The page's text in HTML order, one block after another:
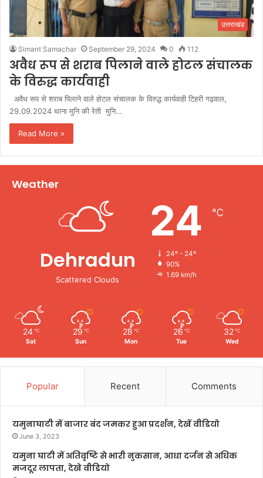
उत्तराखंड
Simant Samachar September 29, 2024 0 112
अवैध रूप से शराब पिलाने वाले होटल संचालक
के विरुद्ध कार्यवाही
अवैध रूप से शराब पिलाने वाले होटल संचालक के विरुद्ध कार्यवाही टिहरी गढ़वाल,
29.09.2024 थाना मुनि की रेती मुनि…
Read More »
Weather
Dehradun
Scattered Clouds
24 ℃
24º - 24º
90%
1.69 km/h
24 ℃
Sat
29 ℃
Sun
28 ℃
Mon
26 ℃
Tue
32 ℃
Wed
Popular Recent Comments
यमुनाघाटी में बाजार बंद जमकर हुआ प्रदर्शन, देखें वीडियो
June 3, 2023
यमुना घाटी में अतिवृष्टि से भारी नुकसान, आधा दर्जन से अधिक
मजदूर लापता, देखे वीडियो